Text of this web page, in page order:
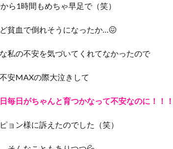
ら1時間もめちゃ早足で（笑）
貧血で倒れそうになったか…😖
私の不安を気づいてくれてなかったので
安MAXの際大泣きして
日毎日がちゃんと育つかなって不安なのに！！
ョン様に訴えたのでした（笑）